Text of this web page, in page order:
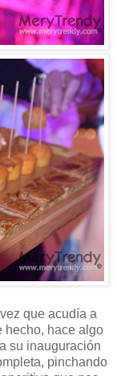
que acudía a
hecho, hace algo
su inauguración
pinchando